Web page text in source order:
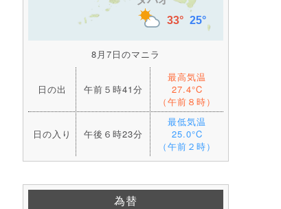
8月7日のマニラ
日の出 午前５時41分
最高気温
27.4°C
（午前８時）
日の入り 午後６時23分
最低気温
25.0°C
（午前２時）
為替